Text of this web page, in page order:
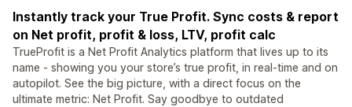
Instantly track your True Profit. Sync costs & report
on Net profit, profit & loss, LTV, profit calc
TrueProfit is a Net Profit Analytics platform that lives up to its
name - showing you your store’s true profit, in real-time and on
autopilot. See the big picture, with a direct focus on the
ultimate metric: Net Profit. Say goodbye to outdated